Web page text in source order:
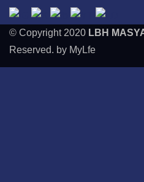
© Copyright 2020 LBH
Reserved. by MyLfe